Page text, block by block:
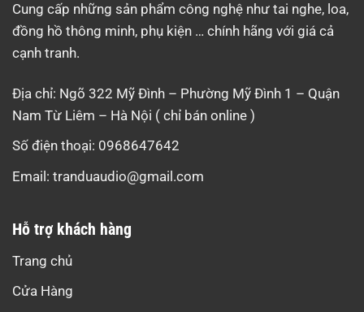
Cung cấp những sản phẩm công nghệ như tai nghe, loa,
đồng hồ thông minh, phụ kiện … chính hãng với giá cả
cạnh tranh.
Địa chỉ: Ngõ 322 Mỹ Đình – Phường Mỹ Đình 1 – Quận
Nam Từ Liêm – Hà Nội ( chỉ bán online )
Số điện thoại: 0968647642
Email: tranduaudio@gmail.com
Hỗ trợ khách hàng
Trang chủ
Cửa Hàng